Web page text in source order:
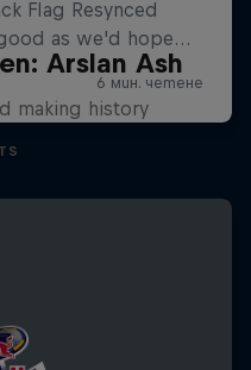
Arslan Ash
making history